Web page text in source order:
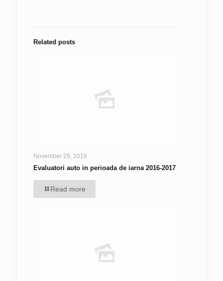
Related posts
November 29, 2016
Evaluatori auto in perioada de iarna 2016-2017
Read more